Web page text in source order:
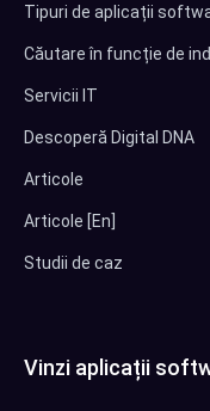
Tipuri de aplicații
Căutare în funcție de
Servicii IT
Descoperă Digital DNA
Articole
Articole [En]
Studii de caz
Vinzi aplicații